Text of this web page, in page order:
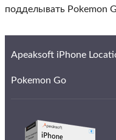
подделывать Pokemon
Apeaksoft iPhone
Pokemon Go